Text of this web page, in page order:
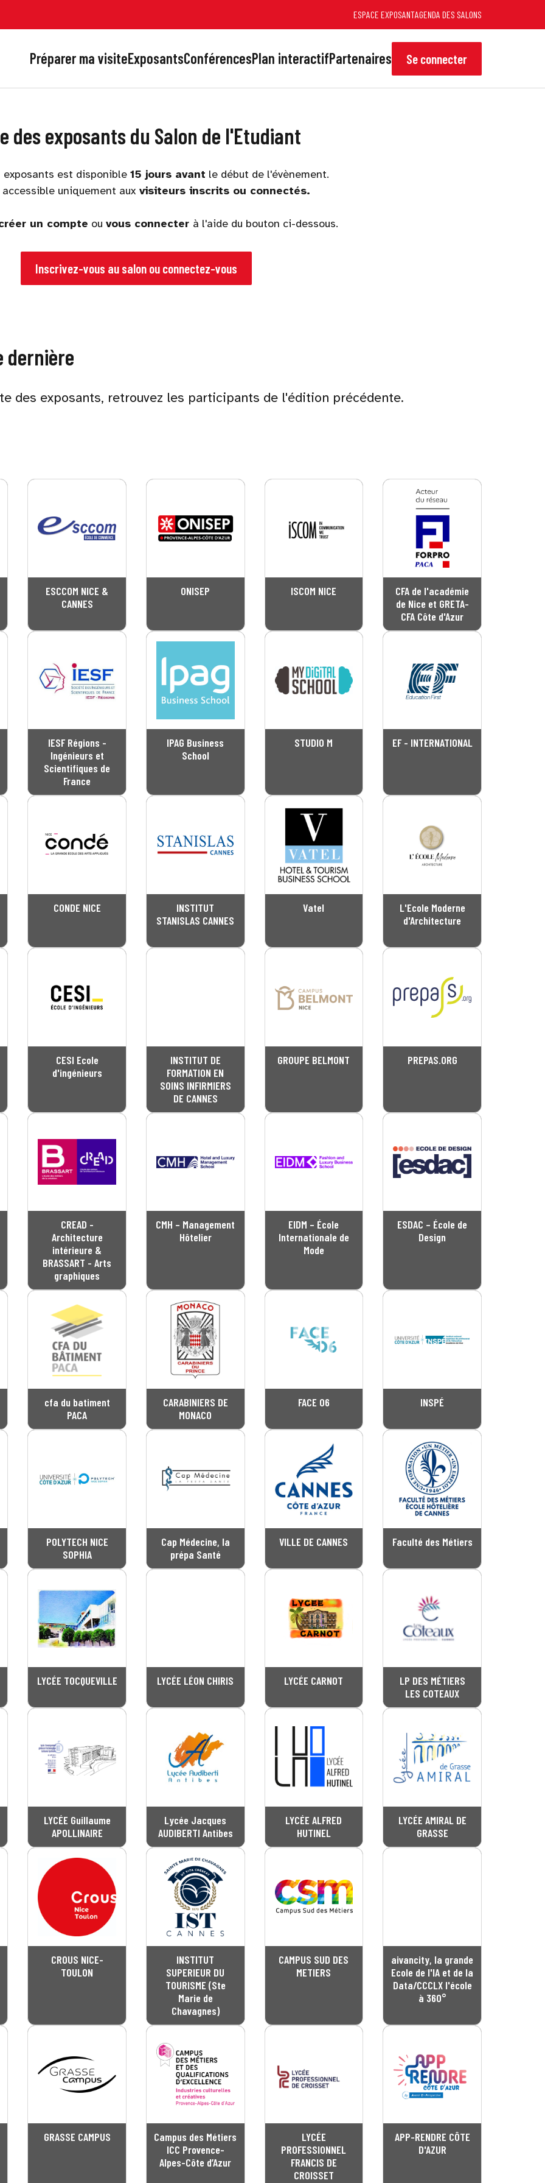
ESPACE EXPOSANTAGENDA DES SALONS
Préparer ma visiteExposantsConférencesPlan interactifPartenaires Se connecter
des exposants du Salon de l'Etudiant
exposants est disponible 15 jours avant le début de l'évènement.
uniquement aux visiteurs inscrits ou connectés.
un compte ou vous connecter à l'aide du bouton ci-dessous.
Inscrivez-vous au salon ou connectez-vous
dernière
des exposants, retrouvez les participants de l'édition précédente.
ESCCOM NICE &
CANNES
ONISEP ISCOM NICE
CFA de l'académie
de Nice et GRETA-
CFA Côte d'Azur
IESF Régions -
Ingénieurs et
Scientifiques de
France
IPAG Business
School
STUDIO M EF - INTERNATIONAL
CONDE NICE
INSTITUT
STANISLAS CANNES
Vatel
L'Ecole Moderne
d'Architecture
CESI Ecole
d'ingénieurs
INSTITUT DE
FORMATION EN
SOINS INFIRMIERS
DE CANNES
GROUPE BELMONT PREPAS.ORG
CREAD -
Architecture
intérieure &
BRASSART - Arts
graphiques
CMH – Management
Hôtelier
EIDM – École
Internationale de
Mode
ESDAC – École de
Design
cfa du batiment
PACA
CARABINIERS DE
MONACO
FACE 06 INSPÉ
POLYTECH NICE
SOPHIA
Cap Médecine, la
prépa Santé
VILLE DE CANNES Faculté des Métiers
LYCÉE TOCQUEVILLE LYCÉE LÉON CHIRIS LYCÉE CARNOT
LP DES MÉTIERS
LES COTEAUX
LYCÉE Guillaume
APOLLINAIRE
Lycée Jacques
AUDIBERTI Antibes
LYCÉE ALFRED
HUTINEL
LYCÉE AMIRAL DE
GRASSE
CROUS NICE-
TOULON
INSTITUT
SUPERIEUR DU
TOURISME (Ste
Marie de
Chavagnes)
CAMPUS SUD DES
METIERS
aivancity, la grande
Ecole de l'IA et de la
Data/CCCLX l'école
à 360°
GRASSE CAMPUS
Campus des Métiers
ICC Provence-
Alpes-Côte d’Azur
LYCÉE
PROFESSIONNEL
FRANCIS DE
CROISSET
APP-RENDRE CÔTE
D'AZUR